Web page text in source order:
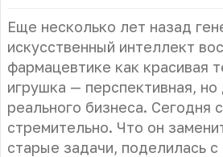
Еще несколько лет назад
искусственный интеллект
фармацевтике как красивая
игрушка — перспективная, но
реального бизнеса. Сегодня
стремительно. Что он
старые задачи, поделилась